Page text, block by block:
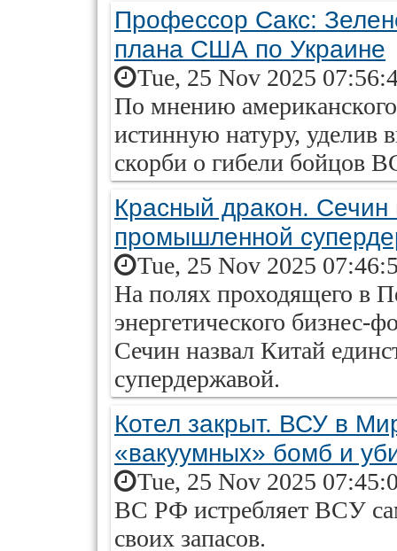
Профессор Сакс:
плана США по Украине
Tue, 25 Nov 2025
По мнению
истинную натуру,
скорби о гибели бойцов
Красный дракон. Сечин
промышленной
Tue, 25 Nov 2025
На полях проходящего в
энергетического бизнес-
Сечин назвал Китай
супердержавой.
Котел закрыт. ВСУ в
«вакуумных» бомб и
Tue, 25 Nov 2025
ВС РФ истребляет ВСУ
своих запасов.